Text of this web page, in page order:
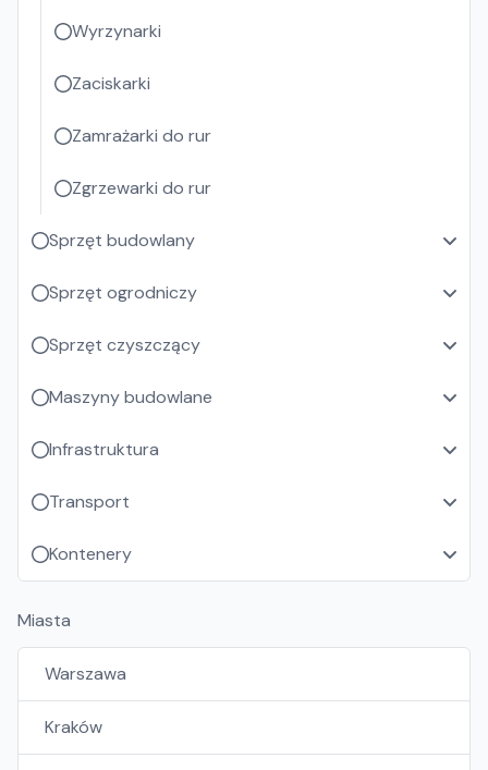
Wyrzynarki
Zaciskarki
Zamrażarki do rur
Zgrzewarki do rur
Sprzęt budowlany
Sprzęt ogrodniczy
Sprzęt czyszczący
Maszyny budowlane
Infrastruktura
Transport
Kontenery
Miasta
Warszawa
Kraków